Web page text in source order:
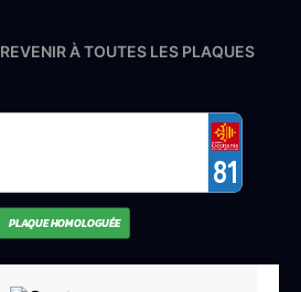
REVENIR À TOUTES LES PLAQUES
81
PLAQUE HOMOLOGUÉE